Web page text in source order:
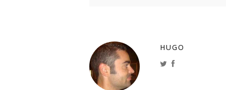
HUGO